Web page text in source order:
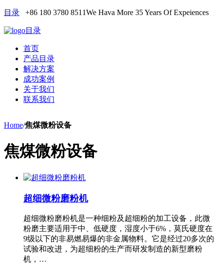
目录 +86 180 3780 8511We Hava More 35 Years Of Expeiences
目录
首页
产品目录
解决方案
成功案例
关于我们
联系我们
Home/焦煤微粉设备
焦煤微粉设备
超细微粉磨粉机
超细微粉磨粉机是一种细粉及超细粉的加工设备，此微
粉磨主要适用于中、低硬度，湿度小于6%，莫氏硬度在
9级以下的非易燃易爆的非金属物料。它是经过20多次的
试验和改进，为超细粉的生产而研发制造的新型磨粉
机，…